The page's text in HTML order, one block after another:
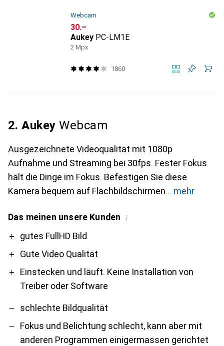
Webcam
CHF
30.–
Aukey PC-LM1E
2 Mpx
1860
2. Aukey Webcam
Ausgezeichnete Videoqualität mit 1080p
Aufnahme und Streaming bei 30fps. Fester Fokus
hält die Dinge im Fokus. Befestigen Sie diese
Kamera bequem auf Flachbildschirmen
mehr
Das meinen unsere Kunden i
Progutes FullHD Bild
Gute Video Qualität
Einstecken und läuft. Keine Installation von
Treiber oder Software
Contra
schlechte Bildqualität
Fokus und Belichtung schlecht, kann aber mit
anderen Programmen einigermassen gerichtet